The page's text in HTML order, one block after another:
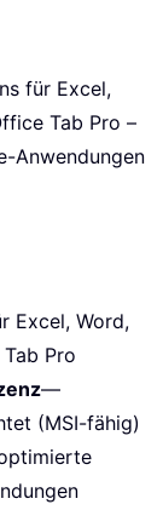
für Excel,
Tab Pro –
Anwendungen
Excel, Word,
Pro
—
(MSI-fähig)